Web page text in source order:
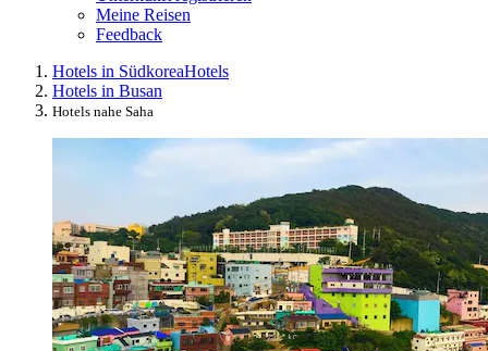
Meine Reisen
Feedback
Hotels in SüdkoreaHotels
Hotels in Busan
Hotels nahe Saha